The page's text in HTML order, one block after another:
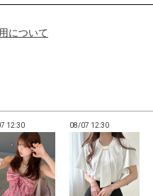
について
12:30 08/07 12:30